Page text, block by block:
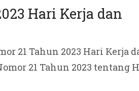
Hari Kerja dan
21 Tahun 2023 Hari Kerja
21 Tahun 2023 tentang